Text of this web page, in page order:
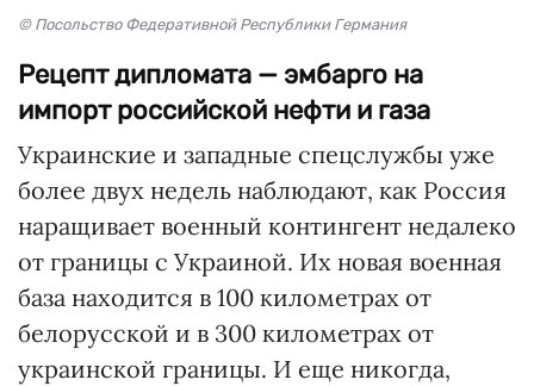
© Посольство Федеративной Республики Германия
Рецепт дипломата — эмбарго на
импорт российской нефти и газа
Украинские и западные спецслужбы уже
более двух недель наблюдают, как Россия
наращивает военный контингент недалеко
от границы с Украиной. Их новая военная
база находится в 100 километрах от
белорусской и в 300 километрах от
украинской границы. И еще никогда,